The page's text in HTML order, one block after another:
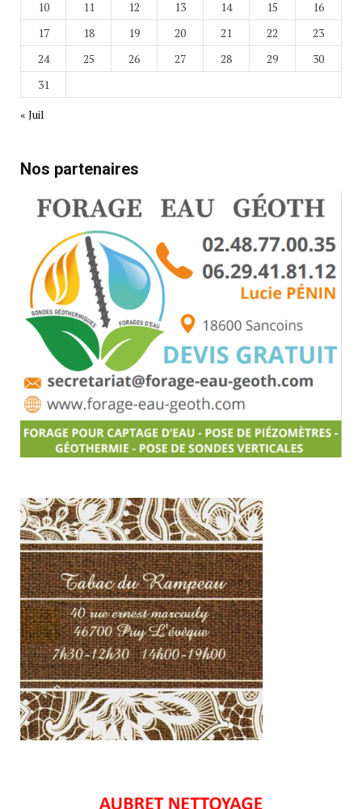
10
11 12 13 14 15
16
17
18 19 20 21 22
23
24
25 26 27 28 29
30
31
« Juil
Nos partenaires